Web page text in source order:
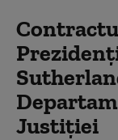
Justiţiei